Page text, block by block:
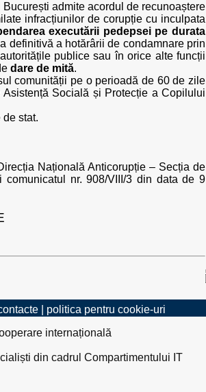
admite acordul de recunoaștere
infracțiunilor de corupție cu inculpata
executării pedepsei pe durata
definitivă a hotărârii de condamnare prin
publice sau în orice alte funcții
dare de mită.
comunității pe o perioadă de 60 de zile
Socială și Protecție a Copilului
stat.
Națională Anticorupție – Secția de
nr. 908/VIII/3 din data de 9
| politica pentru cookie-uri
internațională
din cadrul Compartimentului IT